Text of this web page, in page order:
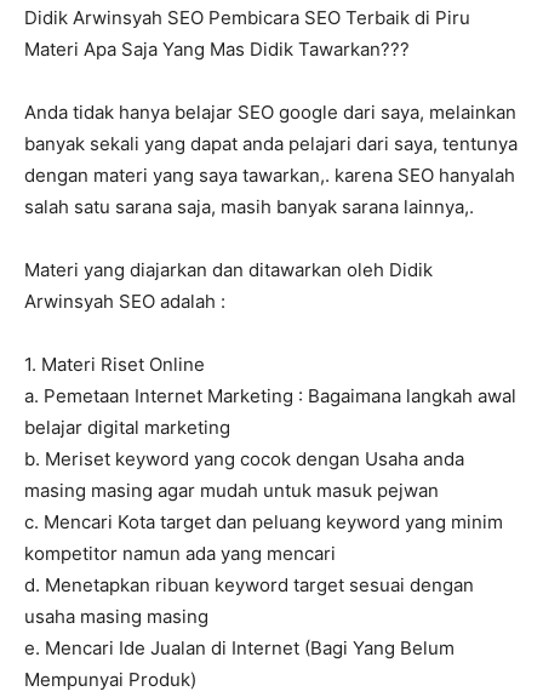
Didik Arwinsyah SEO Pembicara SEO Terbaik di Piru
Materi Apa Saja Yang Mas Didik Tawarkan???
Anda tidak hanya belajar SEO google dari saya, melainkan
banyak sekali yang dapat anda pelajari dari saya, tentunya
dengan materi yang saya tawarkan,. karena SEO hanyalah
salah satu sarana saja, masih banyak sarana lainnya,.
Materi yang diajarkan dan ditawarkan oleh Didik
Arwinsyah SEO adalah :
1. Materi Riset Online
a. Pemetaan Internet Marketing : Bagaimana langkah awal
belajar digital marketing
b. Meriset keyword yang cocok dengan Usaha anda
masing masing agar mudah untuk masuk pejwan
c. Mencari Kota target dan peluang keyword yang minim
kompetitor namun ada yang mencari
d. Menetapkan ribuan keyword target sesuai dengan
usaha masing masing
e. Mencari Ide Jualan di Internet (Bagi Yang Belum
Mempunyai Produk)